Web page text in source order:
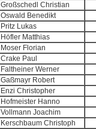
Großschedl Christian
Oswald Benedikt
Pritz Lukas
Höfler Matthias
Moser Florian
Crake Paul
Faltheiner Werner
Gaßmayr Robert
Enzi Christopher
Hofmeister Hanno
Vollmann Joachim
Kerschbaum Christoph